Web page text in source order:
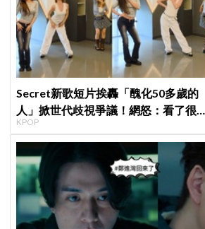
Secret新歌短片挨轟「醜化50多歲的
人」掀世代歧視爭議！網怒：看了很不
舒服
KPOP